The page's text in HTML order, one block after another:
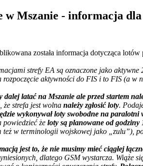
w Mszanie - informacja
została informacja dotycząca
strefy EA są oznaczone jako
rozpoczęcie aktywności do FIS i to FIS (a
dalej latać na Mszanie ale przed startem
że strefa jest wolna należy zgłosić loty.
wykonywał loty swobodne na
powiedzieć że loty są planowane od godziny
w terminologii wojskowej jako „zulu”),
jest to, że nie musimy mieć ciągłej
dlatego GSM wystarcza. Wiąże